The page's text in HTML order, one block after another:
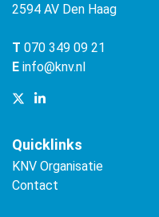
2594 AV Den Haag
T 070 349 09 21
E info@knv.nl
Quicklinks
KNV Organisatie
Contact